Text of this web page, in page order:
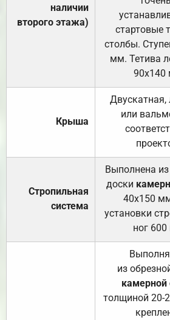
наличии
второго этажа)
стартовые
столбы.
мм. Тетива
90х140
Крыша
Двускатная,
или
Стропильная
система
Выполнена
доски
40х150
установки
ног
из
камерной
толщиной 20-